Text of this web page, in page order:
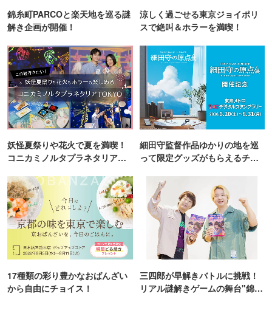
錦糸町PARCOと楽天地を巡る謎
解き企画が開催！
涼しく過ごせる東京ジョイポリ
スで絶叫＆ホラーを満喫！
妖怪夏祭りや花火で夏を満喫！
コニカミノルタプラネタリア
細田守監督作品ゆかりの地を巡
って限定グッズがもらえるチャ
17種類の彩り豊かなおばんざい
から自由にチョイス！
三四郎が早解きバトルに挑戦！
リアル謎解きゲームの舞台"錦糸